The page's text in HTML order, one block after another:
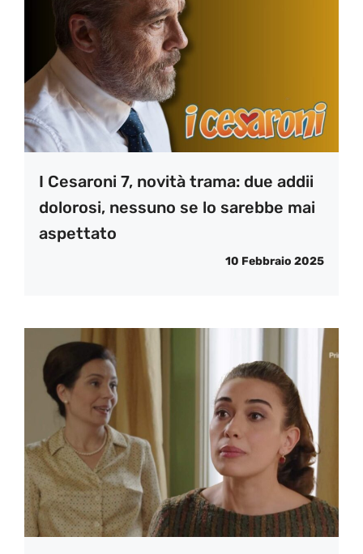
I Cesaroni 7, novità trama: due addii
dolorosi, nessuno se lo sarebbe mai
aspettato
10 Febbraio 2025